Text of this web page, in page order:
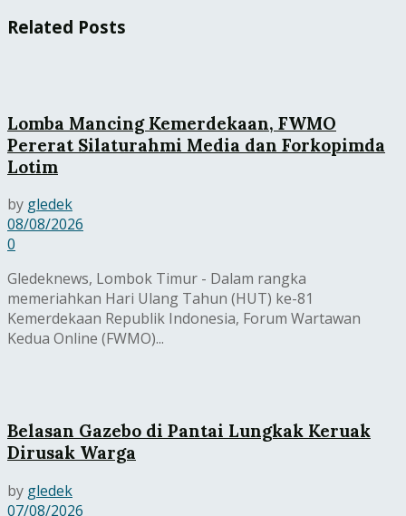
Related Posts
Lomba Mancing Kemerdekaan, FWMO
Pererat Silaturahmi Media dan Forkopimda
Lotim
by gledek
08/08/2026
0
Gledeknews, Lombok Timur - Dalam rangka
memeriahkan Hari Ulang Tahun (HUT) ke-81
Kemerdekaan Republik Indonesia, Forum Wartawan
Kedua Online (FWMO)...
Belasan Gazebo di Pantai Lungkak Keruak
Dirusak Warga
by gledek
07/08/2026